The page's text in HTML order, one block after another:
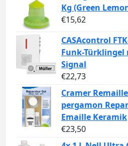
Kg (Green
€15,62
CASAcontrol
Funk-Türklingel
Signal
€22,73
Cramer
pergamon
Emaille Keramik
€23,50